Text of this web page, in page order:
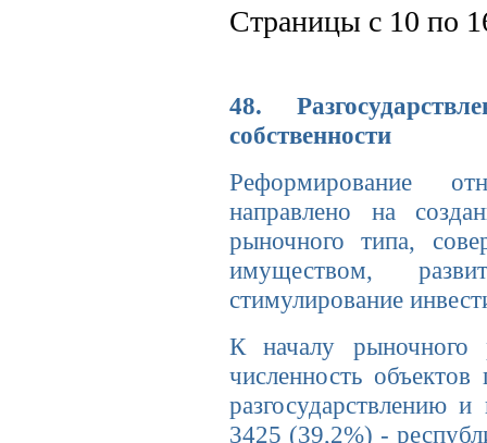
Страницы с 10 по
48.
собственности
Реформирование
направлено на
рыночного типа,
имуществом,
стимулирование
К началу рыночного
численность
разгосударствлению
3425 (39,2%) -